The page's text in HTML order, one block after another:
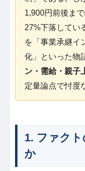
1,900円前後ま
27%下落してい
を「事業承継イ
化」といった物
ン・需給・親子
定量論点で忖度
1. ファク
か